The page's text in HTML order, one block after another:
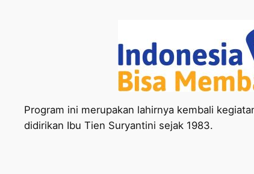
Program ini merupakan lahirnya kembali
didirikan Ibu Tien Suryantini sejak 1983.